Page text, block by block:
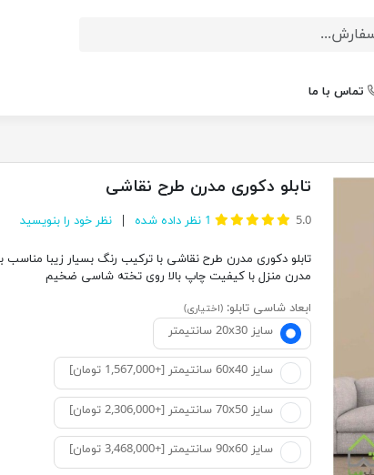
تماس با ما
تابلو دکوری مدرن طرح نقاشی
5.0
1 نظر داده شده نظر خود را بنویسید
تابلو دکوری مدرن طرح نقاشی با ترکیب رنگ بسیار زیبا مناسب
مدرن منزل با کیفیت چاپ بالا روی تخته شاسی ضخیم
ابعاد شاسی تابلو: (اختیاری)
سایز 20x30 سانتیمتر
سایز 60x40 سانتیمتر [+1,567,000 تومان]
سایز 70x50 سانتیمتر [+2,306,000 تومان]
سایز 90x60 سانتیمتر [+3,468,000 تومان]